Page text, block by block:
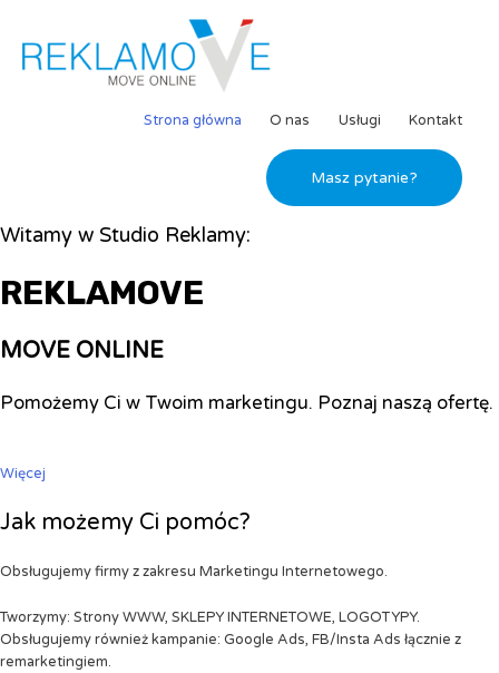
Strona główna O nas Usługi Kontakt
Masz pytanie?
Witamy w Studio Reklamy:
REKLAMOVE
MOVE ONLINE
Pomożemy Ci w Twoim marketingu. Poznaj naszą ofertę.
Więcej
Jak możemy Ci pomóc?
Obsługujemy firmy z zakresu Marketingu Internetowego.
Tworzymy: Strony WWW, SKLEPY INTERNETOWE, LOGOTYPY.
Obsługujemy również kampanie: Google Ads, FB/Insta Ads łącznie z
remarketingiem.